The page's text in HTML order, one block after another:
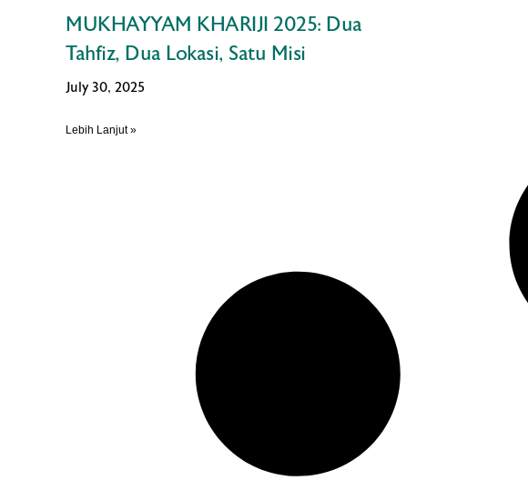
MUKHAYYAM KHARIJI 2025: Dua
Tahfiz, Dua Lokasi, Satu Misi
July 30, 2025
Lebih Lanjut »